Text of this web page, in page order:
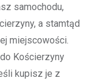
samochodu,
a stamtąd
miejscowości.
Kościerzyny
kupisz je z